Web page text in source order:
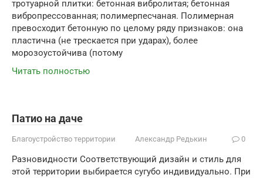
тротуарной плитки: бетонная вибролитая; бетонная
вибропрессованная; полимерпесчаная. Полимерная
превосходит бетонную по целому ряду признаков: она
пластична (не трескается при ударах), более
морозоустойчива (потому
Читать полностью
Патио на даче
Благоустройство территории Александр Редькин 0
Разновидности Соответствующий дизайн и стиль для
этой территории выбирается сугубо индивидуально. При